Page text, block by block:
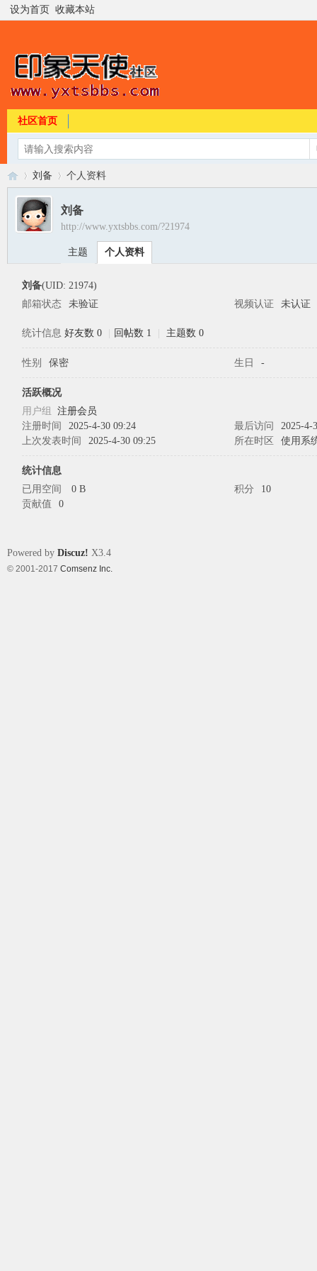
设为首页 收藏本站
社区首页
›
刘备 个人资料
刘备
http://www.yxtsbbs.com/?21974
主题 个人资料
刘备(UID: 21974)
邮箱状态
未验证 视频认证 未认证
统计信息 好友数 0 回帖数 1 主题数 0
性别 保密 生日 -
活跃概况
用户组 注册会员
注册时间
2025-4-30 09:24 最后访问
2025-4-
上次发表时间
2025-4-30 09:25 所在时区 使用系
统计信息
已用空间
0 B 积分
10
贡献值
0
Powered by Discuz! X3.4
© 2001-2017 Comsenz Inc.